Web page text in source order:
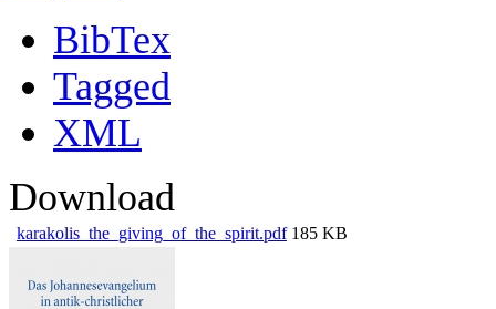
BibTex
Tagged
XML
Download
karakolis_the_giving_of_the_spirit.pdf 185 KB